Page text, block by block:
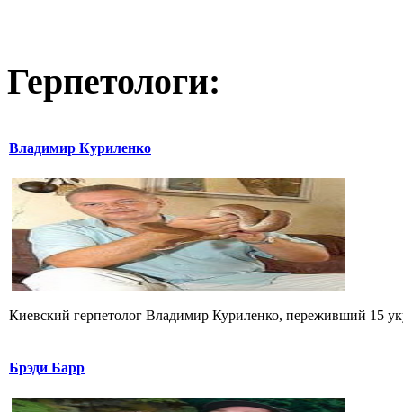
Герпетологи:
Владимир Куриленко
Киевский герпетолог Владимир Куриленко, переживший 15
Брэди Барр